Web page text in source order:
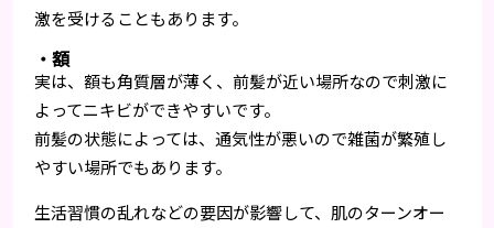
激を受けることもあります。
・額
実は、額も角質層が薄く、前髪が近い場所なので刺激に
よってニキビができやすいです。
前髪の状態によっては、通気性が悪いので雑菌が繁殖し
やすい場所でもあります。
生活習慣の乱れなどの要因が影響して、肌のターンオー